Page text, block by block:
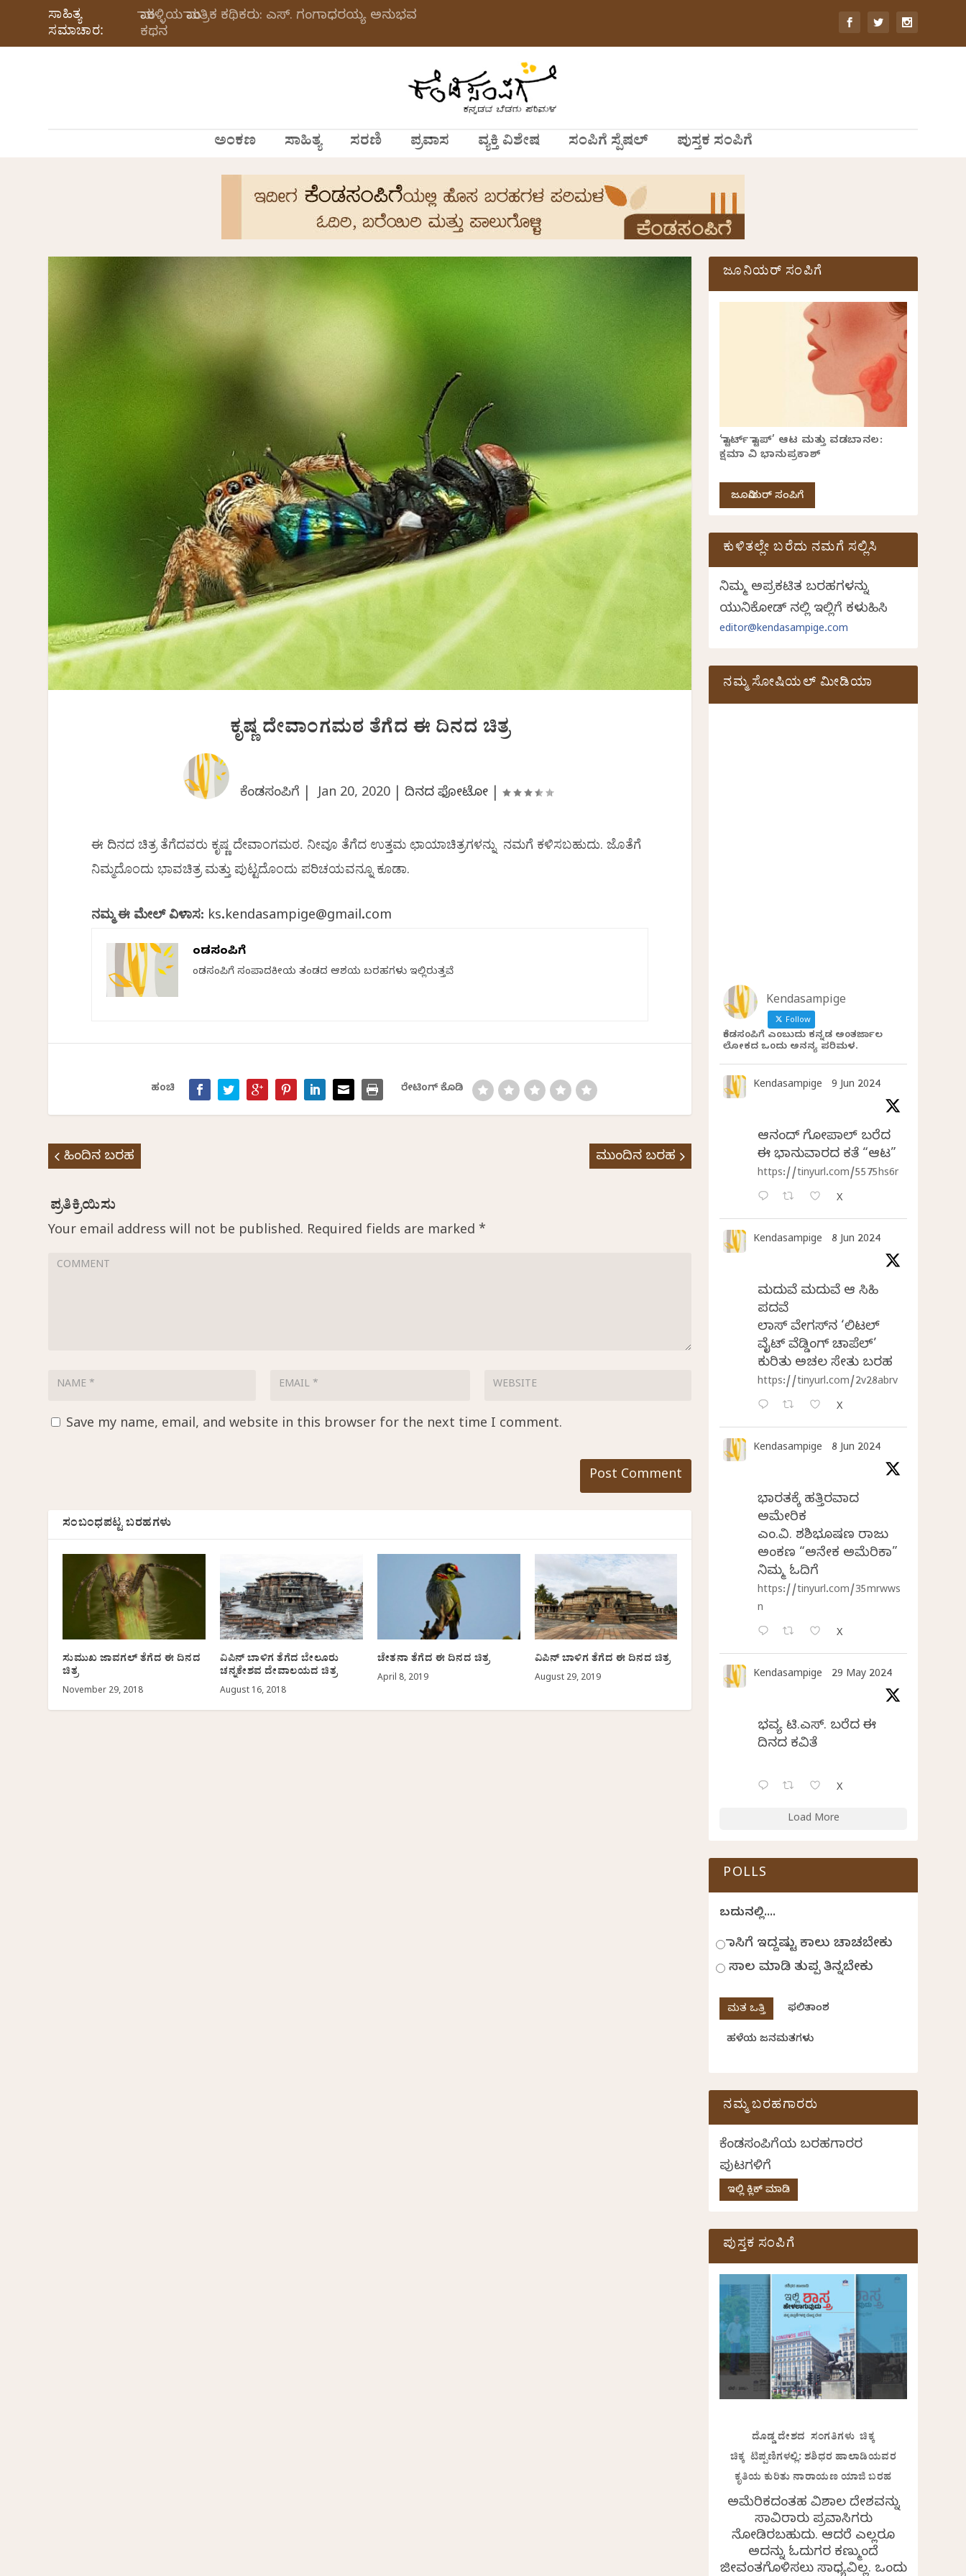
ಸಾಹಿತ್ಯ
ಸಮಾಚಾರ:
ಮಾಕಳ್ಳಿಯ ಮಾಂತ್ರಿಕ ಕಥಿಕರು: ಎಸ್. ಗಂಗಾಧರಯ್ಯ ಅನುಭವ
ಕಥನ
ಅಂಕಣ ಸಾಹಿತ್ಯ ಸರಣಿ ಪ್ರವಾಸ ವ್ಯಕ್ತಿ ವಿಶೇಷ ಸಂಪಿಗೆ ಸ್ಪೆಷಲ್ ಪುಸ್ತಕ ಸಂಪಿಗೆ
ಕೃಷ್ಣ ದೇವಾಂಗಮಠ ತೆಗೆದ ಈ ದಿನದ ಚಿತ್ರ
ಕೆಂಡಸಂಪಿಗೆ |Jan 20, 2020 |ದಿನದ ಫೋಟೋ |
ಈ ದಿನದ ಚಿತ್ರ ತೆಗೆದವರು ಕೃಷ್ಣ ದೇವಾಂಗಮಠ. ನೀವೂ ತೆಗೆದ ಉತ್ತಮ ಛಾಯಾಚಿತ್ರಗಳನ್ನು ನಮಗೆ ಕಳಿಸಬಹುದು.ಜೊತೆಗೆ
ನಿಮ್ಮದೊಂದು ಭಾವಚಿತ್ರ ಮತ್ತು ಪುಟ್ಟದೊಂದು ಪರಿಚಯವನ್ನೂ ಕೂಡಾ.
ನಮ್ಮ ಈ ಮೇಲ್ ವಿಳಾಸ: ks.kendasampige@gmail.com
ಕೆಂಡಸಂಪಿಗೆ
ಕೆಂಡಸಂಪಿಗೆ ಸಂಪಾದಕೀಯ ತಂಡದ ಆಶಯ ಬರಹಗಳು ಇಲ್ಲಿರುತ್ತವೆ
ಹಂಚಿ ರೇಟಿಂಗ್ ಕೊಡಿ
ಹಿಂದಿನ ಬರಹ ಮುಂದಿನ ಬರಹ
Your email address will not be published. Required fields are marked*
Save my name, email, and website in this browser for the next time I comment.
ಸಂಬಂಧಪಟ್ಟ ಬರಹಗಳು
ಸುಮುಖ ಜಾವಗಲ್ ತೆಗೆದ ಈ ದಿನದ
ಚಿತ್ರ
November 29, 2018
ವಿಪಿನ್ ಬಾಳಿಗ ತೆಗೆದ ಬೇಲೂರು
ಚನ್ನಕೇಶವ ದೇವಾಲಯದ ಚಿತ್ರ
August 16, 2018
ಚೇತನಾ ತೆಗೆದ ಈ ದಿನದ ಚಿತ್ರ
April 8, 2019
ವಿಪಿನ್ ಬಾಳಿಗ ತೆಗೆದ ಈ ದಿನದ ಚಿತ್ರ
August 29, 2019
ಜೂನಿಯರ್ ಸಂಪಿಗೆ
‘ಸ್ಟಾರ್ಟ್ ಸ್ಟಾಪ್’ ಆಟ ಮತ್ತು ವಡಬಾನಲ:
ಕ್ಷಮಾ ವಿ ಭಾನುಪ್ರಕಾಶ್
ಜೂನಿಯರ್ ಸಂಪಿಗೆ
ಕುಳಿತಲ್ಲೇ ಬರೆದು ನಮಗೆ ಸಲ್ಲಿಸಿ
ನಿಮ್ಮ ಅಪ್ರಕಟಿತ ಬರಹಗಳನ್ನು
ಯುನಿಕೋಡ್ ನಲ್ಲಿ ಇಲ್ಲಿಗೆ ಕಳುಹಿಸಿ
editor@kendasampige.com
ನಮ್ಮ ಸೋಷಿಯಲ್‌ ಮೀಡಿಯಾ
Kendasampige
Follow
ಕೆಂಡಸಂಪಿಗೆ ಎಂಬುದು ಕನ್ನಡ ಅಂತರ್ಜಾಲ
ಲೋಕದ ಒಂದು ಅನನ್ಯ ಪರಿಮಳ.
Kendasampige 9 Jun 2024
ಆನಂದ್‌ ಗೋಪಾಲ್‌ ಬರೆದ
ಈ ಭಾನುವಾರದ ಕತೆ “ಆಟ”
https://tinyurl.com/5575hs6r
X
Kendasampige 8 Jun 2024
ಮದುವೆ ಮದುವೆ ಆ ಸಿಹಿ
ಪದವೆ
ಲಾಸ್‌ ವೇಗಸ್‌ನ ‘ಲಿಟಲ್
ವೈಟ್ ವೆಡ್ಡಿಂಗ್ ಚಾಪೆಲ್’
ಕುರಿತು ಅಚಲ ಸೇತು ಬರಹ
https://tinyurl.com/2v28abrv
X
Kendasampige 8 Jun 2024
ಭಾರತಕ್ಕೆ ಹತ್ತಿರವಾದ
ಅಮೇರಿಕ
ಎಂ.ವಿ. ಶಶಿಭೂಷಣ ರಾಜು
ಅಂಕಣ “ಅನೇಕ ಅಮೆರಿಕಾ”
ನಿಮ್ಮ ಓದಿಗೆ
https://tinyurl.com/35mrwws
n
X
Kendasampige 29 May 2024
ಭವ್ಯ ಟಿ.ಎಸ್. ಬರೆದ ಈ
ದಿನದ ಕವಿತೆ
X
Load More
POLLS
ಬದುಕಿನಲ್ಲಿ....
ಹಾಸಿಗೆ ಇದ್ದಷ್ಟು ಕಾಲು ಚಾಚಬೇಕು
ಸಾಲ ಮಾಡಿ ತುಪ್ಪ ತಿನ್ನಬೇಕು
ಫಲಿತಾಂಶ
ಹಳೆಯ ಜನಮತಗಳು
ನಮ್ಮ ಬರಹಗಾರರು
ಕೆಂಡಸಂಪಿಗೆಯ ಬರಹಗಾರರ
ಪುಟಗಳಿಗೆ
ಇಲ್ಲಿ ಕ್ಲಿಕ್ ಮಾಡಿ
ಪುಸ್ತಕ ಸಂಪಿಗೆ
ದೊಡ್ಡ ದೇಶದ ಸಂಗತಿಗಳು ಚಿಕ್ಕ
ಚಿಕ್ಕ ಟಿಪ್ಪಣಿಗಳಲ್ಲಿ: ಶಶಿಧರ ಹಾಲಾಡಿಯವರ
ಕೃತಿಯ ಕುರಿತು ನಾರಾಯಣ ಯಾಜಿ ಬರಹ
ಅಮೆರಿಕದಂತಹ ವಿಶಾಲ ದೇಶವನ್ನು
ಸಾವಿರಾರು ಪ್ರವಾಸಿಗರು
ನೋಡಿರಬಹುದು. ಆದರೆ ಎಲ್ಲರೂ
ಅದನ್ನು ಓದುಗರ ಕಣ್ಮುಂದೆ
ಜೀವಂತಗೊಳಿಸಲು ಸಾಧ್ಯವಿಲ್ಲ. ಒಂದು